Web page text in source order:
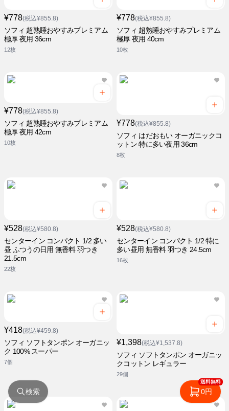
¥778(税込¥855.8)
ソフィ 超熟睡おやすみプレミアム
極厚 夜用 36cm
12枚
¥778(税込¥855.8)
ソフィ 超熟睡おやすみプレミアム
極厚 夜用 40cm
10枚
¥778(税込¥855.8)
ソフィ 超熟睡おやすみプレミアム
極厚 夜用 42cm
10枚
¥778(税込¥855.8)
ソフィ はだおもい オーガニックコ
ットン 特に多い夜用 36cm
8枚
¥528(税込¥580.8)
センターイン コンパクト 1/2 多い
昼 ふつうの日用 無香料 羽つき
21.5cm
22枚
¥528(税込¥580.8)
センターイン コンパクト 1/2 特に
多い昼用 無香料 羽つき 24.5cm
16枚
¥418(税込¥459.8)
ソフィ ソフトタンポン オーガニッ
ク 100% スーパー
7個
¥1,398(税込¥1,537.8)
ソフィ ソフトタンポン オーガニッ
クコットン レギュラー
29個
検索
送料無料
0円